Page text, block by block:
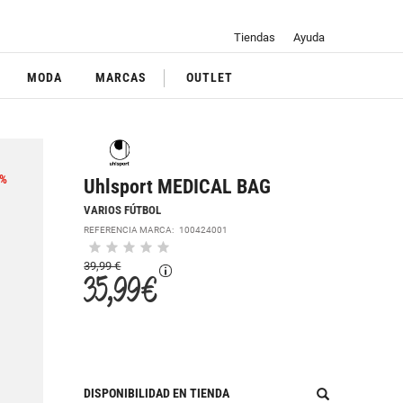
Tiendas Ayuda
MODA MARCAS OUTLET
Uhlsport MEDICAL BAG
VARIOS FÚTBOL
REFERENCIA MARCA: 100424001
39,99 €
35,99 €
DISPONIBILIDAD EN TIENDA
%